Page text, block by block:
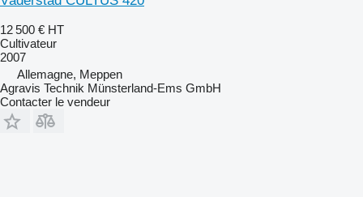
12 500 € HT
Cultivateur
2007
Allemagne, Meppen
Agravis Technik Münsterland-Ems GmbH
Contacter le vendeur